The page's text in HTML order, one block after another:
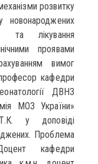
розвитку
новонароджених
та лікування
проявами
вимог
кафедри
ДВНЗ
МОЗ України»
у доповіді
Проблема
кафедри